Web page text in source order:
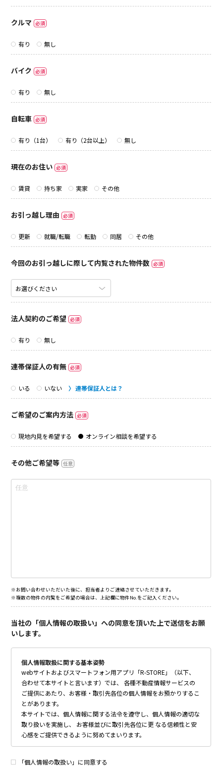
クルマ 必須
有り 無し
バイク 必須
有り 無し
自転車 必須
有り（1台） 有り（2台以上） 無し
現在のお住い 必須
賃貸 持ち家 実家 その他
お引っ越し理由 必須
更新 就職/転職 転勤 同居 その他
今回のお引っ越しに際して内覧された物件数 必須
法人契約のご希望 必須
有り 無し
連帯保証人の有無 必須
いる いない 連帯保証人とは？
ご希望のご案内方法 必須
現地内見を希望する オンライン相談を希望する
その他ご希望等 任意
※お問い合わせいただいた後に、担当者よりご連絡させていただきます。
※複数の物件の内覧をご希望の場合は、上記欄に物件No.をご記入ください。
当社の「個人情報の取扱い」への同意を頂いた上で送信をお願
いします。
個人情報取扱に関する基本姿勢
webサイトおよびスマートフォン用アプリ「R-STORE」（以下、
合わせて本サイトと言います）では、 各種不動産情報サービスの
ご提供にあたり、お客様・取引先各位の個人情報をお預かりするこ
とがあります。
本サイトでは、個人情報に関する法令を遵守し、個人情報の適切な
取り扱いを実施し、 お客様並びに取引先各位に更 なる信頼性と安
心感をご提供できるように努めてまいります。
個人情報の取得について
本サイトは、偽りその他不正の手段によらず適正に個人情報を取得
「個人情報の取扱い」に同意する